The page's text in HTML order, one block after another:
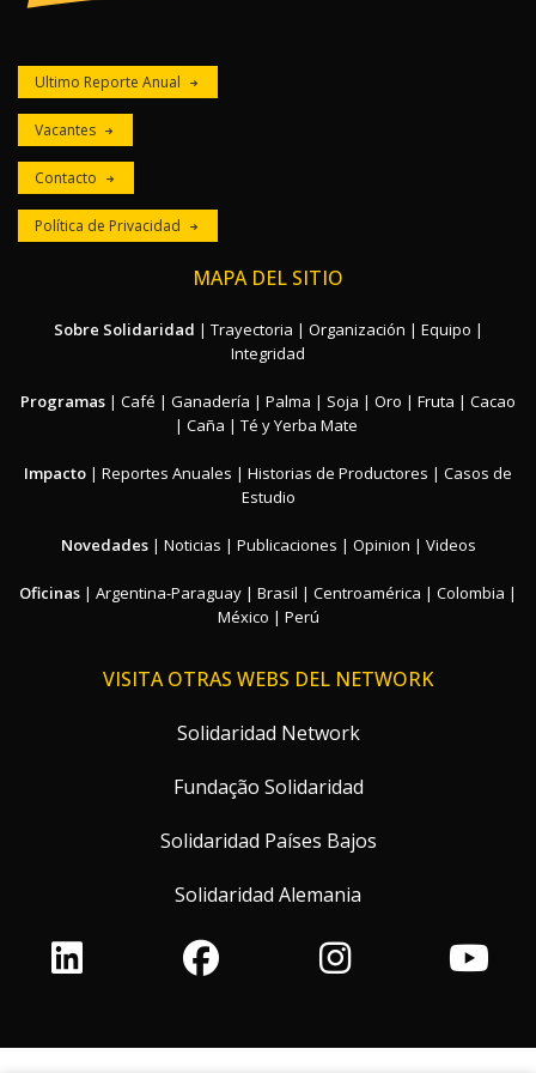
Ultimo Reporte Anual
Vacantes
Contacto
Política de Privacidad
MAPA DEL SITIO
Sobre Solidaridad | Trayectoria | Organización | Equipo |
Integridad
Programas | Café | Ganadería | Palma | Soja | Oro | Fruta | Cacao
| Caña | Té y Yerba Mate
Impacto | Reportes Anuales | Historias de Productores | Casos de
Estudio
Novedades| Noticias | Publicaciones | Opinion | Videos
Oficinas | Argentina-Paraguay | Brasil | Centroamérica | Colombia |
México | Perú
VISITA OTRAS WEBS DEL NETWORK
Solidaridad Network
Fundação Solidaridad
Solidaridad Países Bajos
Solidaridad Alemania